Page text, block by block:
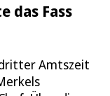
das Fass
dritter Amtszeit